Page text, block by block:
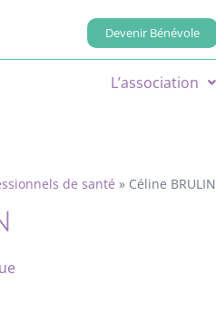
Devenir Bénévole
L’association
de santé » Céline BRULIN